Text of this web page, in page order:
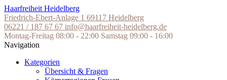
Skip
to
the
content
Haarfreiheit Heidelberg
Friedrich-Ebert-Anlage 1 69117 Heidelberg
06221 / 187 67 67 info@haarfreiheit-heidelberg.de
Montag-Freitag 08:00 - 22:00 Samstag 09:00 - 16:00
Navigation
Kategorien
Übersicht & Fragen